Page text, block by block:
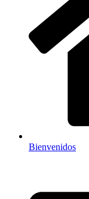
Bienvenidos